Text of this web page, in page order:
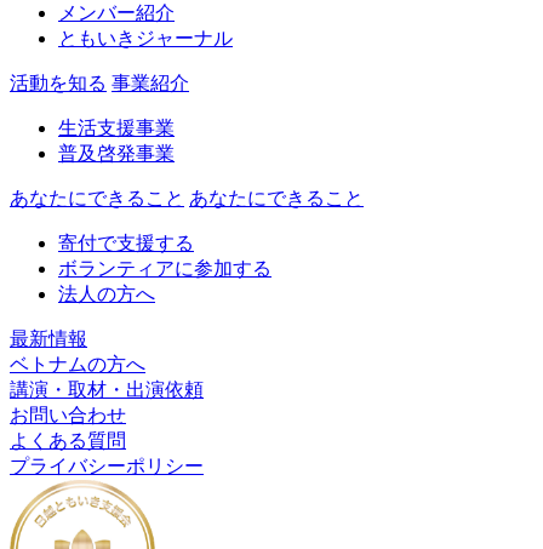
メンバー紹介
ともいきジャーナル
活動を知る 事業紹介
生活支援事業
普及啓発事業
あなたにできること あなたにできること
寄付で支援する
ボランティアに参加する
法人の方へ
最新情報
ベトナムの方へ
講演・取材・出演依頼
お問い合わせ
よくある質問
プライバシーポリシー